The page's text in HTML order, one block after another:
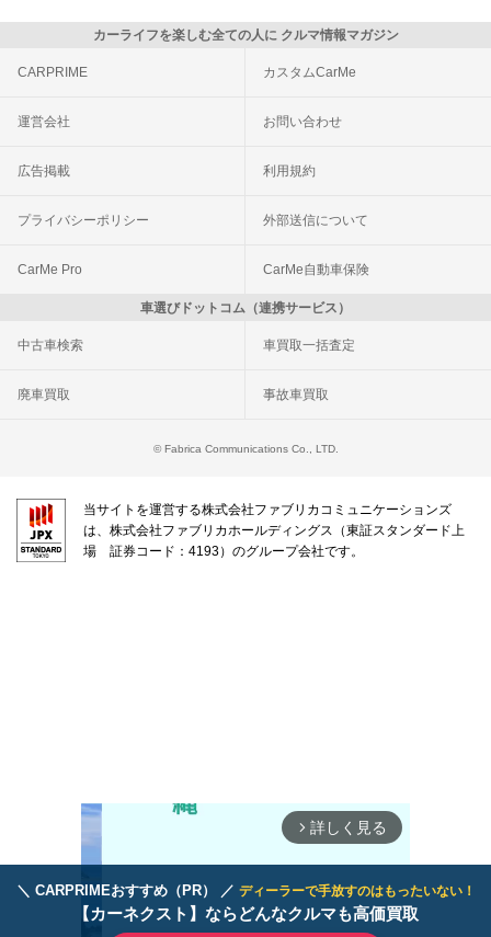
＼ CARPRIMEおすすめ（PR） ／ ディーラーで手放すのはもったいない！
【カーネクスト】ならどんなクルマも高価買取
カーライフを楽しむ全ての人に クルマ情報マガジン
CARPRIME カスタムCarMe
運営会社 お問い合わせ
広告掲載 利用規約
プライバシーポリシー 外部送信について
CarMe Pro CarMe自動車保険
車選びドットコム（連携サービス）
中古車検索 車買取一括査定
廃車買取 事故車買取
© Fabrica Communications Co., LTD.
当サイトを運営する株式会社ファブリカコミュニケーションズ
は、株式会社ファブリカホールディングス（東証スタンダード上
場 証券コード：4193）のグループ会社です。
arrow_forward_ios 詳しく見る